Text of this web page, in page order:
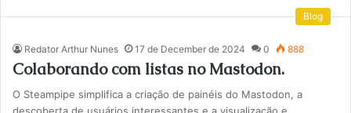
Blog
Redator Arthur Nunes 17 de December de 2024 0 888
Colaborando com listas no Mastodon.
O Steampipe simplifica a criação de painéis do Mastodon, a